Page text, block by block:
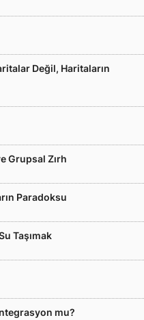
Değil, Haritaların
Grupsal Zırh
Paradoksu
Taşımak
mu?